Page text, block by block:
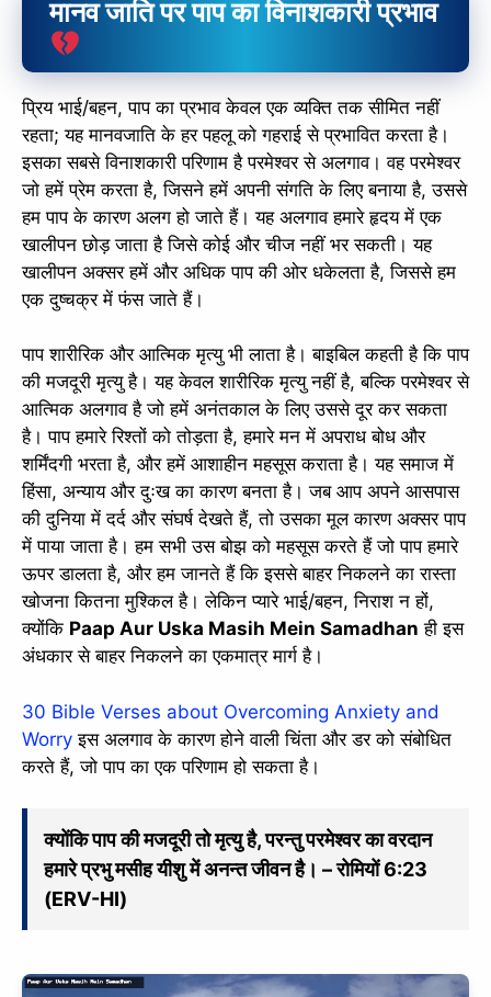
मानव जाति पर पाप का विनाशकारी प्रभाव
प्रिय भाई/बहन, पाप का प्रभाव केवल एक व्यक्ति तक सीमित नहीं
रहता; यह मानवजाति के हर पहलू को गहराई से प्रभावित करता है।
इसका सबसे विनाशकारी परिणाम है परमेश्वर से अलगाव। वह परमेश्वर
जो हमें प्रेम करता है, जिसने हमें अपनी संगति के लिए बनाया है, उससे
हम पाप के कारण अलग हो जाते हैं। यह अलगाव हमारे हृदय में एक
खालीपन छोड़ जाता है जिसे कोई और चीज नहीं भर सकती। यह
खालीपन अक्सर हमें और अधिक पाप की ओर धकेलता है, जिससे हम
एक दुष्चक्र में फंस जाते हैं।
पाप शारीरिक और आत्मिक मृत्यु भी लाता है। बाइबिल कहती है कि पाप
की मजदूरी मृत्यु है। यह केवल शारीरिक मृत्यु नहीं है, बल्कि परमेश्वर से
आत्मिक अलगाव है जो हमें अनंतकाल के लिए उससे दूर कर सकता
है। पाप हमारे रिश्तों को तोड़ता है, हमारे मन में अपराध बोध और
शर्मिंदगी भरता है, और हमें आशाहीन महसूस कराता है। यह समाज में
हिंसा, अन्याय और दुःख का कारण बनता है। जब आप अपने आसपास
की दुनिया में दर्द और संघर्ष देखते हैं, तो उसका मूल कारण अक्सर पाप
में पाया जाता है। हम सभी उस बोझ को महसूस करते हैं जो पाप हमारे
ऊपर डालता है, और हम जानते हैं कि इससे बाहर निकलने का रास्ता
खोजना कितना मुश्किल है। लेकिन प्यारे भाई/बहन, निराश न हों,
क्योंकि Paap Aur Uska Masih Mein Samadhan ही इस
अंधकार से बाहर निकलने का एकमात्र मार्ग है।
30 Bible Verses about Overcoming Anxiety and
Worry इस अलगाव के कारण होने वाली चिंता और डर को संबोधित
करते हैं, जो पाप का एक परिणाम हो सकता है।
क्योंकि पाप की मजदूरी तो मृत्यु है, परन्तु परमेश्वर का वरदान
हमारे प्रभु मसीह यीशु में अनन्त जीवन है। – रोमियों 6:23
(ERV-HI)